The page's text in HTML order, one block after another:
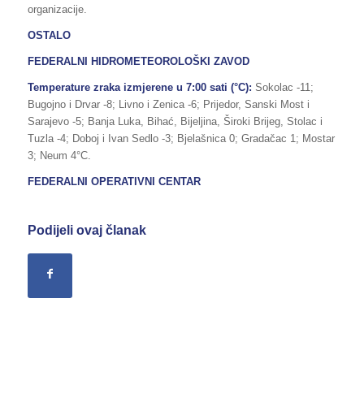
organizacije.
OSTALO
FEDERALNI HIDROMETEOROLOŠKI ZAVOD
Temperature zraka izmjerene u 7:00 sati (°C): Sokolac -11;
Bugojno i Drvar -8; Livno i Zenica -6; Prijedor, Sanski Most i
Sarajevo -5; Banja Luka, Bihać, Bijeljina, Široki Brijeg, Stolac i
Tuzla -4; Doboj i Ivan Sedlo -3; Bjelašnica 0; Gradačac 1; Mostar
3; Neum 4°C.
FEDERALNI OPERATIVNI CENTAR
Podijeli ovaj članak